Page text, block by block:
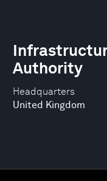
Headquarters
United Kingdom
Authority